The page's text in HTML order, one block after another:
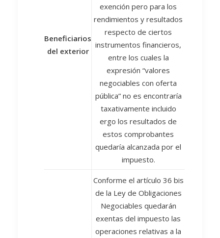
Beneficiarios
del exterior
exención pero para los
rendimientos y resultados
respecto de ciertos
instrumentos financieros,
entre los cuales la
expresión “valores
negociables con oferta
pública” no es encontraría
taxativamente incluido
ergo los resultados de
estos comprobantes
quedaría alcanzada por el
impuesto.
Conforme el artículo 36 bis
de la Ley de Obligaciones
Negociables quedarán
exentas del impuesto las
operaciones relativas a la